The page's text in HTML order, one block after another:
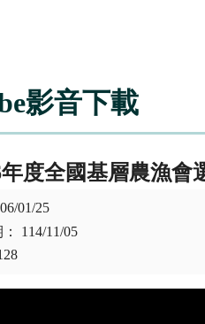
影音下載
度全國基層農漁
01/25
114/11/05